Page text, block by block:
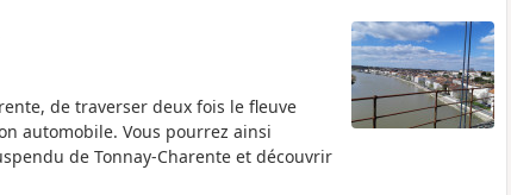
de traverser deux fois le fleuve
automobile. Vous pourrez ainsi
de Tonnay-Charente et découvrir